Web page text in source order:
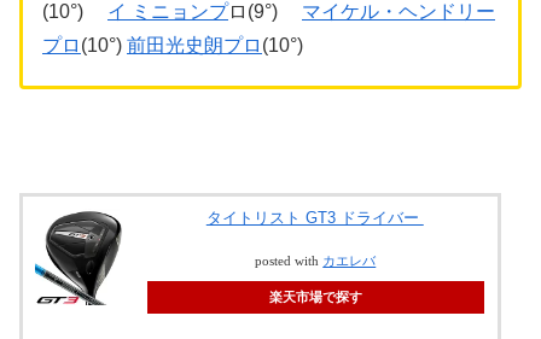
(10°) イ ミニョンプロ(9°) マイケル・ヘンドリー
プロ (10°) 前田光史朗プロ (10°)
タイトリスト GT3 ドライバー
posted with カエレバ
楽天市場で探す